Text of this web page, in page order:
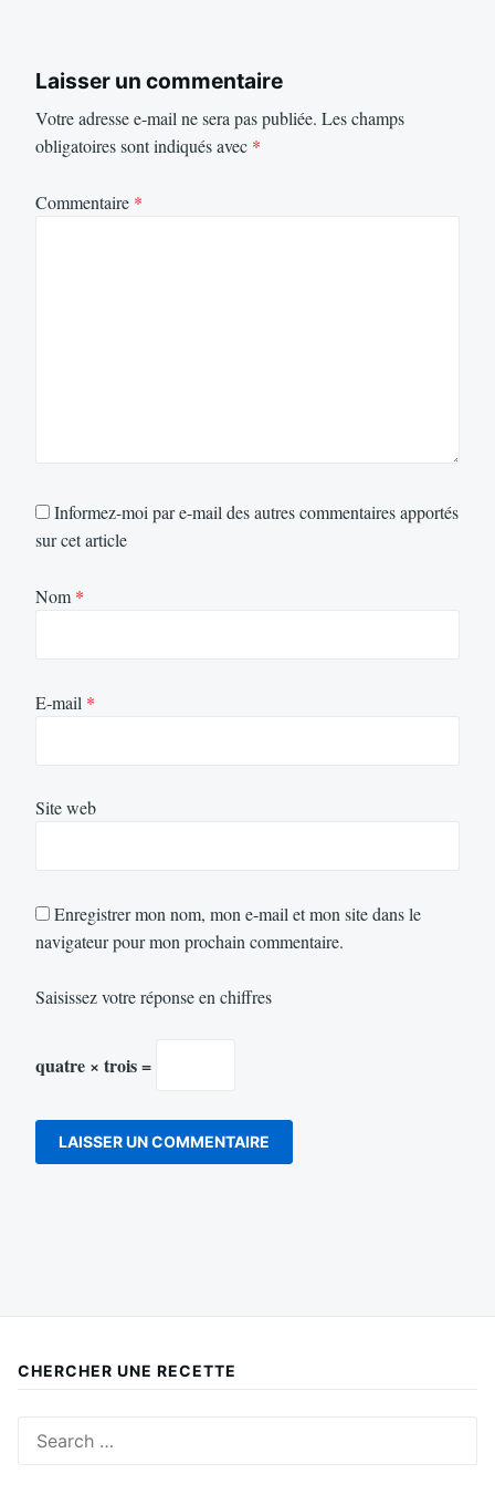
Laisser un commentaire
Votre adresse e-mail ne sera pas publiée. Les champs
obligatoires sont indiqués avec *
Commentaire *
Informez-moi par e-mail des autres commentaires apportés
sur cet article
Nom *
E-mail *
Site web
Enregistrer mon nom, mon e-mail et mon site dans le
navigateur pour mon prochain commentaire.
Saisissez votre réponse en chiffres
quatre × trois =
CHERCHER UNE RECETTE
for: